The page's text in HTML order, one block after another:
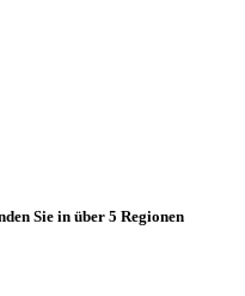
Sie in über 5 Regionen